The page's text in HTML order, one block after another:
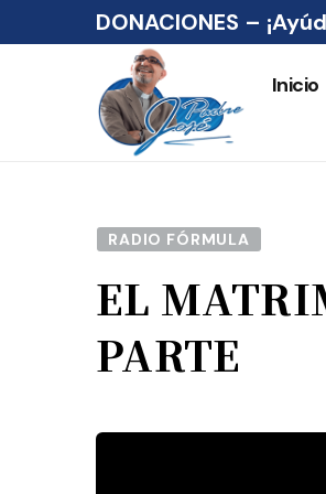
DONACIONES –
Inicio
RADIO FÓRMULA
EL
PARTE